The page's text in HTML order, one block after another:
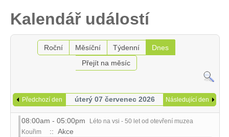
Kalendář událostí
Roční Měsíční Týdenní
Dnes
Přejít na měsíc
Předchozí den úterý 07 červenec 2026 Následující den
08:00am - 05:00pm
Léto na vsi - 50 let od otevření muzea
Kouřim
:: Akce